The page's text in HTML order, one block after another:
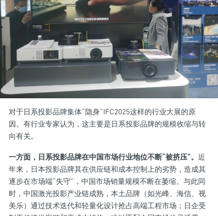
对于日系投影品牌集体“隐身”IFC2025这样的行业大展的原
因。有行业专家认为，这主要是日系投影品牌的规模收缩与转
向有关。
一方面，日系投影品牌在中国市场行业地位不断“被挤压”。 近
年来，日本投影品牌其在供应链和成本控制上的劣势，造成其
逐步在市场端“失守”，中国市场销量规模不断在萎缩。与此同
时，中国激光投影产业链成熟，本土品牌（如光峰、海信、视
美乐）通过技术迭代和轻量化设计抢占高端工程市场；日企受